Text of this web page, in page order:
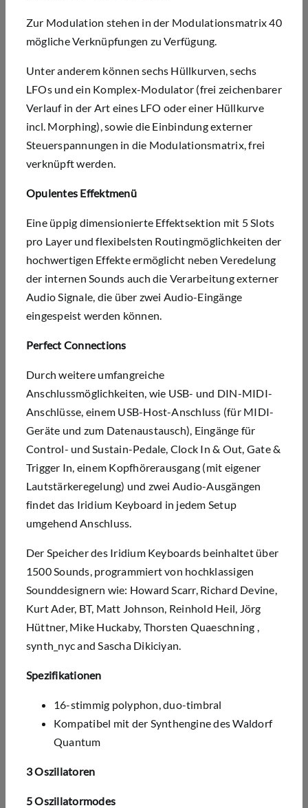
Zur Modulation stehen in der Modulationsmatrix 40
mögliche Verknüpfungen zu Verfügung.
Unter anderem können sechs Hüllkurven, sechs
LFOs und ein Komplex-Modulator (frei zeichenbarer
Verlauf in der Art eines LFO oder einer Hüllkurve
incl. Morphing), sowie die Einbindung externer
Steuerspannungen in die Modulationsmatrix, frei
verknüpft werden.
Opulentes Effektmenü
Eine üppig dimensionierte Effektsektion mit 5 Slots
pro Layer und flexibelsten Routingmöglichkeiten der
hochwertigen Effekte ermöglicht neben Veredelung
der internen Sounds auch die Verarbeitung externer
Audio Signale, die über zwei Audio-Eingänge
eingespeist werden können.
Perfect Connections
Durch weitere umfangreiche
Anschlussmöglichkeiten, wie USB- und DIN-MIDI-
Anschlüsse, einem USB-Host-Anschluss (für MIDI-
Geräte und zum Datenaustausch), Eingänge für
Control- und Sustain-Pedale, Clock In & Out, Gate &
Trigger In, einem Kopfhörerausgang (mit eigener
Lautstärkeregelung) und zwei Audio-Ausgängen
findet das Iridium Keyboard in jedem Setup
umgehend Anschluss.
Der Speicher des Iridium Keyboards beinhaltet über
1500 Sounds, programmiert von hochklassigen
Sounddesignern wie: Howard Scarr, Richard Devine,
Kurt Ader, BT, Matt Johnson, Reinhold Heil, Jörg
Hüttner, Mike Huckaby, Thorsten Quaeschning ,
synth_nyc and Sascha Dikiciyan.
Spezifikationen
16-stimmig polyphon, duo-timbral
Kompatibel mit der Synthengine des Waldorf
Quantum
3 Oszillatoren
5 Oszillatormodes